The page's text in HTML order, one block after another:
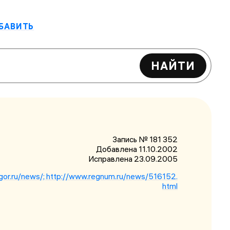
НАЙТИ
Запись № 181 352
Добавлена 11.10.2002
Исправлена23.09.2005
news/; http://www.regnum.ru/news/516152.
html